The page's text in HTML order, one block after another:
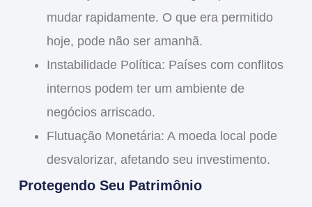
mudar rapidamente. O que era permitido
hoje, pode não ser amanhã.
Instabilidade Política: Países com conflitos
internos podem ter um ambiente de
negócios arriscado.
Flutuação Monetária: A moeda local pode
desvalorizar, afetando seu investimento.
Protegendo Seu Patrimônio